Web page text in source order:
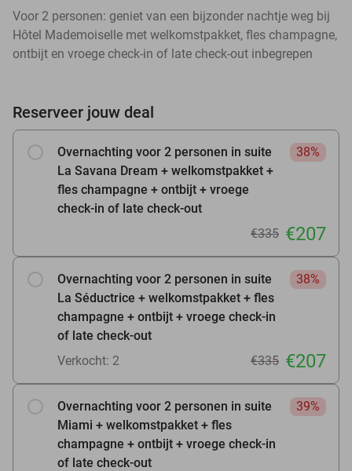
Voor 2 personen: geniet van een bijzonder nachtje weg bij
Hôtel Mademoiselle met welkomstpakket, fles champagne,
ontbijt en vroege check-in of late check-out inbegrepen
Reserveer jouw deal
Overnachting voor 2 personen in suite
La Savana Dream + welkomstpakket +
fles champagne + ontbijt + vroege
check-in of late check-out
38%
€335 €207
Overnachting voor 2 personen in suite
La Séductrice + welkomstpakket + fles
champagne + ontbijt + vroege check-in
of late check-out
38%
Verkocht: 2 €335 €207
Overnachting voor 2 personen in suite
Miami + welkomstpakket + fles
champagne + ontbijt + vroege check-in
of late check-out
39%